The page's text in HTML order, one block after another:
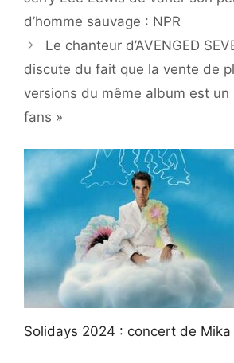
d’homme sauvage : NPR
Le chanteur d’AVENGED
discute du fait que la vente de
versions du même album est un
fans »
Solidays 2024 : concert de Mika